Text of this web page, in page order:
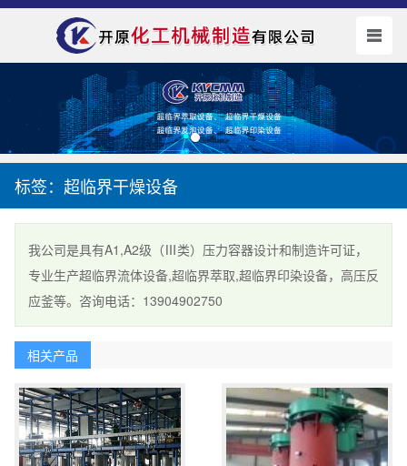
标签：超临界干燥设备
我公司是具有A1,A2级（Ⅲ类）压力容器设计和制造许可证，
专业生产超临界流体设备,超临界萃取,超临界印染设备，高压反
应釜等。咨询电话：13904902750
相关产品